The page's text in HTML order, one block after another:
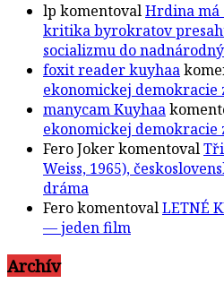
lp komentovalHrdina má
kritika byrokratov
socializmu do
foxit reader kuyhaa
ekonomickej demokracie
manycam Kuyhaa
ekonomickej demokracie
Fero Jokerkomentoval
Weiss, 1965),
dráma
FerokomentovalLETNÉ
— jeden film
Archív